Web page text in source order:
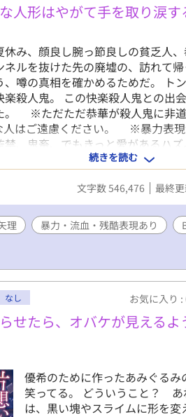
人形はやがて手を取り涙す
休み、顔良し腕っ節良しの貧乏人
ルを抜けた先の廃墟の、訪れて
噂の真相を確かめるためだ。 ト
殺人鬼。 この快楽殺人鬼との出
。 ※ただただ恭華が殺人鬼に非
人はご遠慮ください。 ※暴力表現
禁、鬼畜、でもきっと愛がある
続きを読む
文字数 546,476 最終
理 暴力・流血・残酷表現あり
なし お気に入り :
せたら、オバケが見えるよ
優希のために作ったあみぐる
笑ってる。 どういうこと？ あ
は、黒い塊やスライムに形を